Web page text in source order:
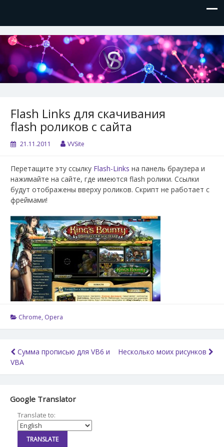
VVSite
Кое-что обо мне и о технологиях, которые я использую.
Flash Links для скачивания
flash роликов с сайта
21.11.2011 VVSite
Перетащите эту ссылку Flash-Links на панель браузера и
нажимайте на сайте, где имеются flash ролики. Ссылки
будут отображены вверху роликов. Скрипт не работает с
фреймами!
Chrome, Opera
Навигация
по
Сумма прописью для VB6 и
VBA
Несколько моих рисунков
Google Translator
Translate to: